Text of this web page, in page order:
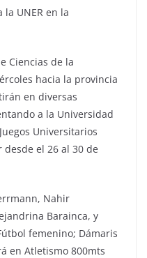
UNER en la
Ciencias de la
hacia la provincia
en diversas
a la Universidad
Universitarios
el 26 al 30 de
Nahir
Barainca, y
femenino; Dámaris
en Atletismo 800mts